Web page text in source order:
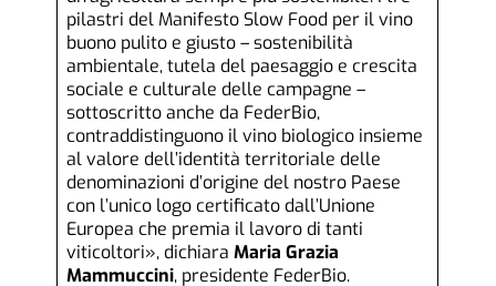
pilastri del Manifesto Slow Food per il vino
buono pulito e giusto – sostenibilità
ambientale, tutela del paesaggio e crescita
sociale e culturale delle campagne –
sottoscritto anche da FederBio,
contraddistinguono il vino biologico insieme
al valore dell’identità territoriale delle
denominazioni d’origine del nostro Paese
con l’unico logo certificato dall’Unione
Europea che premia il lavoro di tanti
viticoltori», dichiaraMaria Grazia
Mammuccini, presidente FederBio.